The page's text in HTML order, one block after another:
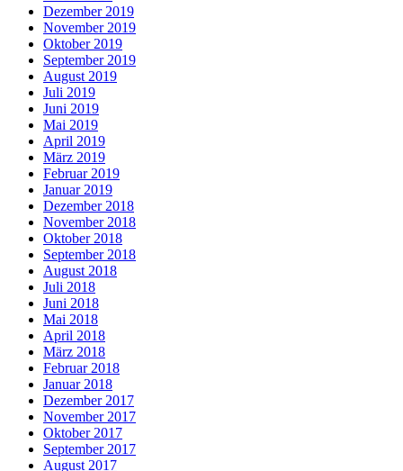
Dezember 2019
November 2019
Oktober 2019
September 2019
August 2019
Juli 2019
Juni 2019
Mai 2019
April 2019
März 2019
Februar 2019
Januar 2019
Dezember 2018
November 2018
Oktober 2018
September 2018
August 2018
Juli 2018
Juni 2018
Mai 2018
April 2018
März 2018
Februar 2018
Januar 2018
Dezember 2017
November 2017
Oktober 2017
September 2017
August 2017